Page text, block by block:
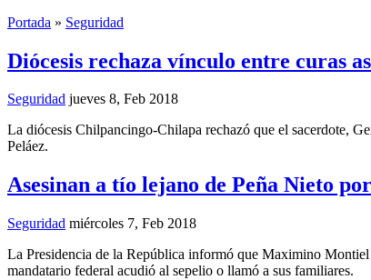
Portada » Seguridad
Diócesis rechaza vínculo entre curas
Seguridad jueves 8, Feb 2018
La diócesis Chilpancingo-Chilapa rechazó que el sacerdote,
Peláez.
Asesinan a tío lejano de Peña Nieto
Seguridad miércoles 7, Feb 2018
La Presidencia de la República informó que Maximino
mandatario federal acudió al sepelio o llamó a sus familiares.